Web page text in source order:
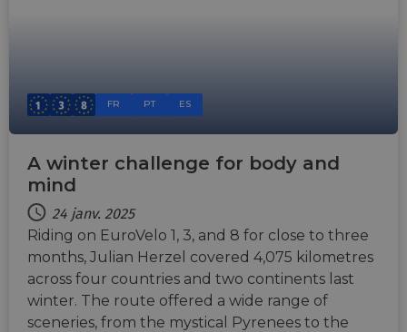
FR PT ES
A winter challenge for body and
mind
24 janv. 2025
Riding on EuroVelo 1, 3, and 8 for close to three
months, Julian Herzel covered 4,075 kilometres
across four countries and two continents last
winter. The route offered a wide range of
sceneries, from the mystical Pyrenees to the